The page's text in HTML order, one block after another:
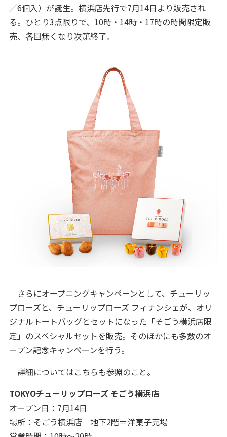
／6個入）が誕生。横浜店先行で7月14日より販売され
る。ひとり3点限りで、10時・14時・17時の時間限定販
売、各回無くなり次第終了。
さらにオープニングキャンペーンとして、チューリッ
プローズと、チューリップローズ フィナンシェが、オリ
ジナルトートバッグとセットになった「そごう横浜店限
定」のスペシャルセットを販売。そのほかにも多数のオ
ープン記念キャンペーンを行う。
詳細についてはこちらも参照のこと。
TOKYOチューリップローズ そごう横浜店
オープン日：7月14日
場所：そごう横浜店 地下2階＝洋菓子売場